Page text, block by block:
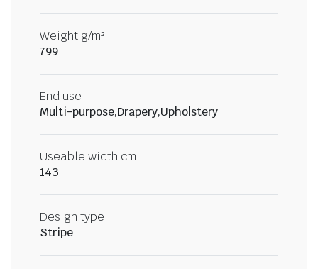
Weight g/m²
799
End use
Multi-purpose,Drapery,Upholstery
Useable width cm
143
Design type
Stripe